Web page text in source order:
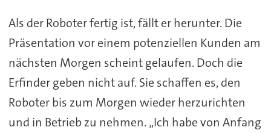
Als der Roboter fertig ist, fällt er herunter. Die
Präsentation vor einem potenziellen Kunden am
nächsten Morgen scheint gelaufen. Doch die
Erfinder geben nicht auf. Sie schaffen es, den
Roboter bis zum Morgen wieder herzurichten
und in Betrieb zu nehmen. „Ich habe von Anfang